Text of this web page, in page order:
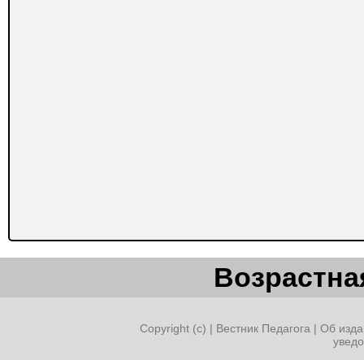
Copyright (c) | Вестник Педагога | Об